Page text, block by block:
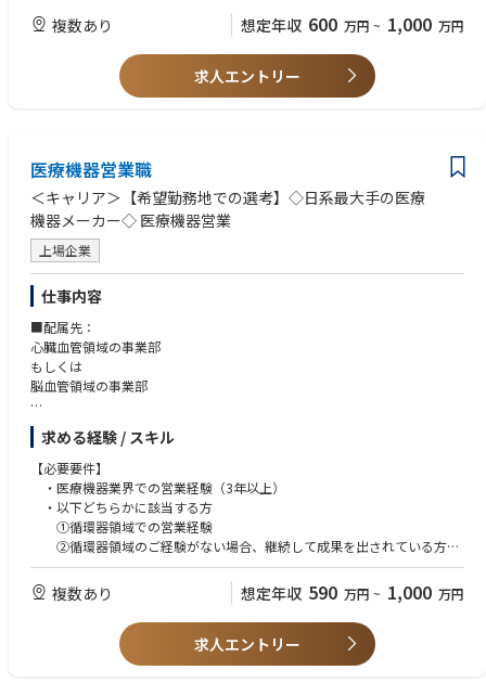
-RBD Japan CSAとしての理想像；スペシャルティケアビジネスにおい
す。そのために、患者さん一人ひとりに寄り添った情報提供（ディテーリ
ング）を軸に活動します。医師・医療スタッフの信頼できるパートナーを
担当製品:
リルザブルチニブ(上市予定): ITP（免疫性血小板減少症）領域では世界初
となるBTK阻害剤して、これまでにない作用機序をもつ新たな治療選択肢
として期待される革新的治療薬
カブリビ: 後天性TTP（後天性血栓性血小板減少症）における生存率の改善
に貢献できる重要な治療薬
RBD IMH CSAに求められる役割
サノフィの企業文化と戦略の中核をなすTake the Leadビヘイビアは、RBD
IMH CSAが日々の業務で体現すべき行動指針です。IMH領域におけるフィー
ルドのリーダーとして、以下の4つのビヘイビアを実践することが強く求
められます。これによりRBDフランチャイズの模範的なCSAとして存在い
ただきます。
Act for Patients（患者さんのために行動する）
Lead Together（ともにリードする）
踏まえて下記を役割として示します。
同エリアで活動するHaC, ISAチームメンバーと建設的な関係を構築し、シ
ナジーを意識した情報交換と協働を実現できる
において成果を出す
営業所内において、常に前向きな姿勢で必要と思える発言、提案をする
・運転免許証（原則）
・MR認定証（原則）
【歓迎する経験・スキル】
・血小板減少症・血栓止血領域での製品担当経験
・現時点では不問だが、対する学習意欲を有し研鑽できる人
複数あり 想定年収 600 万円 ~ 1,000 万円
求人エントリー
医療機器営業職
＜キャリア＞【希望勤務地での選考】◇日系最大手の医療
機器メーカー◇ 医療機器営業
上場企業
仕事内容
■配属先：
心臓血管領域の事業部
もしくは
脳血管領域の事業部
■業務内容
・販売活動・各種販促イベントの企画運営
・製品適正使用のための技術サポート
・製品適正使用に必要となる文献・資料・製品関連情報の提供
■担当顧客に関して：
大学病院などの基幹病院を担当いただきます。
■担当診療科
循環器内科もしくは脳神経外科への訪問となります。
医療機関や担当製品により、放射線科、心臓血管外科、血管外科などにも
求める経験 / スキル
【必要要件】
・医療機器業界での営業経験（3年以上）
・以下どちらかに該当する方
①循環器領域での営業経験
②循環器領域のご経験がない場合、継続して成果を出されている方
・普通自動車第一種免許
・大卒以上
【希望スキル等】
・オペ室、カテーテル検査室、内視鏡室などでの臨床立ち合い
・KOLドクターとの折衝経験
複数あり 想定年収 590 万円 ~ 1,000 万円
求人エントリー